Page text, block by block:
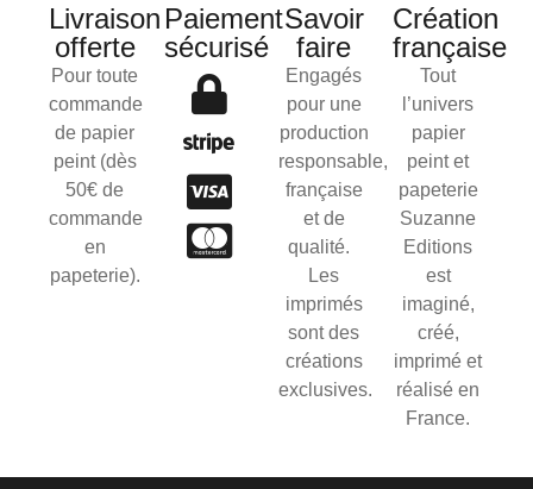
Livraison
offerte
Pour toute
commande
de papier
peint (dès
50€ de
commande
en
papeterie).
Paiement
sécurisé
Savoir
faire
Engagés
pour une
production
responsable,
française
et de
qualité.
Les
imprimés
sont des
créations
exclusives.
Création
française
Tout
l’univers
papier
peint et
papeterie
Suzanne
Editions
est
imaginé,
créé,
imprimé et
réalisé en
France.